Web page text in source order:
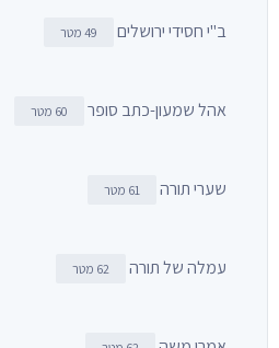
ב"י חסידי ירושלים 49 מטר
אהל שמעון-כתב סופר 60 מטר
שערי תורה 61 מטר
עמלה של תורה 62 מטר